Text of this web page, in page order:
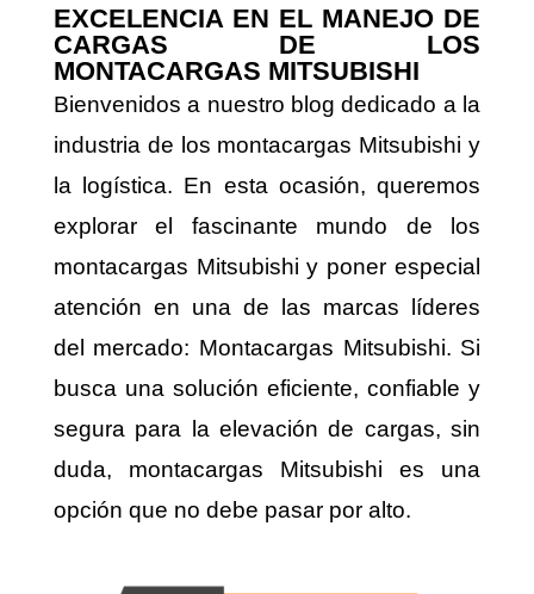
EXCELENCIA EN EL MANEJO DE
CARGAS DE LOS
MONTACARGAS MITSUBISHI
Bienvenidos a nuestro blog dedicado a la
industria de los montacargas Mitsubishi y
la logística. En esta ocasión, queremos
explorar el fascinante mundo de los
montacargas Mitsubishi y poner especial
atención en una de las marcas líderes
del mercado: Montacargas Mitsubishi. Si
busca una solución eficiente, confiable y
segura para la elevación de cargas, sin
duda, montacargas Mitsubishi es una
opción que no debe pasar por alto.